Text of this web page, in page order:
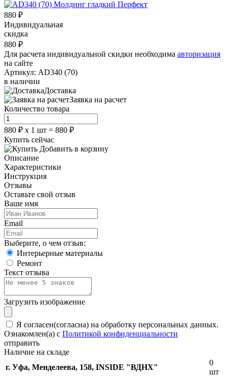
880 ₽
Индивидуальная
скидка
880 ₽
Для расчета индивидуальной скидки необходима авторизация
на сайте
Артикул: AD340 (70)
в наличии
Доставка
Заявка на расчет
Количество товара
880 ₽ х 1 шт = 880 ₽
Купить сейчас
Добавить в корзину
Описание
Характеристики
Инструкция
Отзывы
Оставьте свой отзыв
Ваше имя
Email
Выберите, о чем отзыв:
Интерьерные материалы
Ремонт
Текст отзыва
Загрузить изображение
Я согласен(согласна) на обработку персональных данных.
Ознакомлен(а) с Политикой конфиденциальности
отправить
Наличие на складе
г. Уфа, Менделеева, 158, INSIDE "ВДНХ"
0
шт